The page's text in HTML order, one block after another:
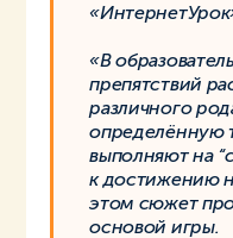
«В
препятствий
различного
определённую
выполняют на
к достижению
этом сюжет
основой игры.